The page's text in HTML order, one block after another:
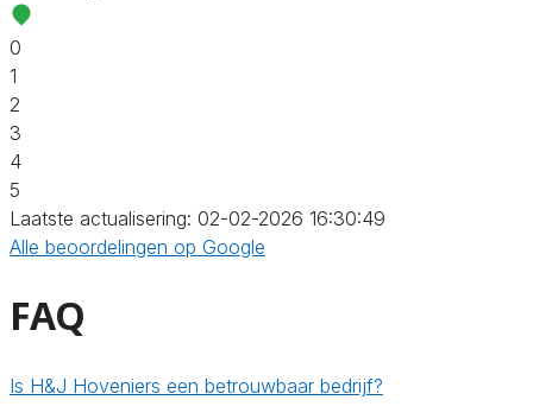
0
1
2
3
4
5
Laatste actualisering: 02-02-2026 16:30:49
Alle beoordelingen op Google
FAQ
Is H&J Hoveniers een betrouwbaar bedrijf?